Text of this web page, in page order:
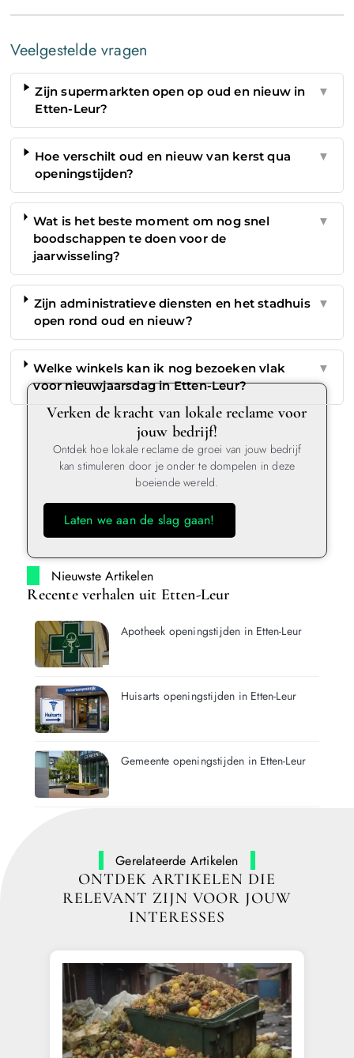
Veelgestelde vragen
Zijn supermarkten open op oud en nieuw in
Etten-Leur?
▼
Hoe verschilt oud en nieuw van kerst qua
openingstijden?
▼
Wat is het beste moment om nog snel
boodschappen te doen voor de
jaarwisseling?
▼
Zijn administratieve diensten en het stadhuis
open rond oud en nieuw?
▼
Welke winkels kan ik nog bezoeken vlak
voor nieuwjaarsdag in Etten-Leur?
▼
Verken de kracht van lokale reclame voor
jouw bedrijf!
Ontdek hoe lokale reclame de groei van jouw bedrijf
kan stimuleren door je onder te dompelen in deze
boeiende wereld.
Laten we aan de slag gaan!
Nieuwste Artikelen
Recente verhalen uit Etten-Leur
Apotheek openingstijden in Etten-Leur
Huisarts openingstijden in Etten-Leur
Gemeente openingstijden in Etten-Leur
Gerelateerde Artikelen
ONTDEK ARTIKELEN DIE
RELEVANT ZIJN VOOR JOUW
INTERESSES